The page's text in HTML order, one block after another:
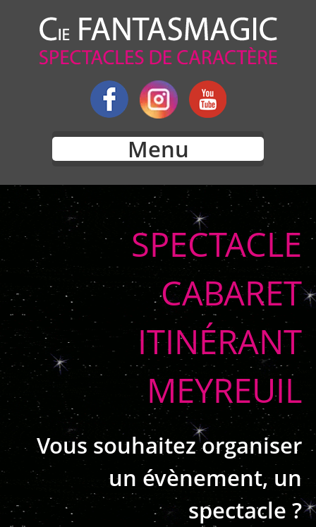
Menu
SPECTACLE
CABARET
ITINÉRANT
MEYREUIL
Vous souhaitez organiser
un évènement, un
spectacle ?